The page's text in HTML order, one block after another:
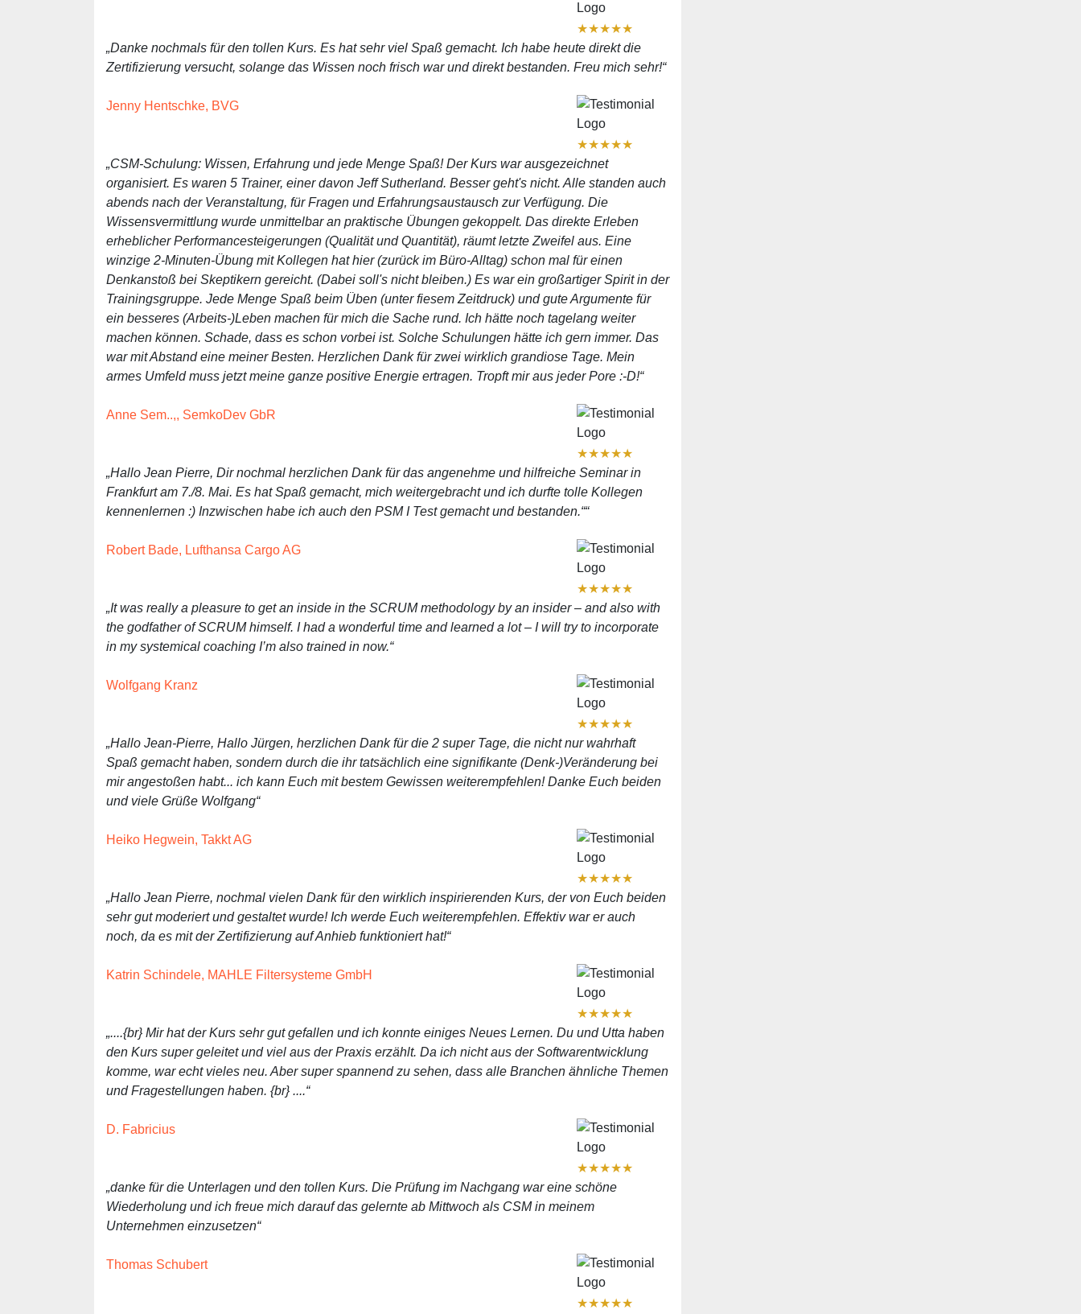
★★★★★
„Danke nochmals für den tollen Kurs. Es hat sehr viel Spaß gemacht. Ich habe heute direkt die
Zertifizierung versucht, solange das Wissen noch frisch war und direkt bestanden. Freu mich sehr!“
Jenny Hentschke, BVG
★★★★★
„CSM-Schulung: Wissen, Erfahrung und jede Menge Spaß! Der Kurs war ausgezeichnet
organisiert. Es waren 5 Trainer, einer davon Jeff Sutherland. Besser geht's nicht. Alle standen auch
abends nach der Veranstaltung, für Fragen und Erfahrungsaustausch zur Verfügung. Die
Wissensvermittlung wurde unmittelbar an praktische Übungen gekoppelt. Das direkte Erleben
erheblicher Performancesteigerungen (Qualität und Quantität), räumt letzte Zweifel aus. Eine
winzige 2-Minuten-Übung mit Kollegen hat hier (zurück im Büro-Alltag) schon mal für einen
Denkanstoß bei Skeptikern gereicht. (Dabei soll's nicht bleiben.) Es war ein großartiger Spirit in der
Trainingsgruppe. Jede Menge Spaß beim Üben (unter fiesem Zeitdruck) und gute Argumente für
ein besseres (Arbeits-)Leben machen für mich die Sache rund. Ich hätte noch tagelang weiter
machen können. Schade, dass es schon vorbei ist. Solche Schulungen hätte ich gern immer. Das
war mit Abstand eine meiner Besten. Herzlichen Dank für zwei wirklich grandiose Tage. Mein
armes Umfeld muss jetzt meine ganze positive Energie ertragen. Tropft mir aus jeder Pore :-D!“
Anne Sem..,, SemkoDev GbR
★★★★★
„Hallo Jean Pierre, Dir nochmal herzlichen Dank für das angenehme und hilfreiche Seminar in
Frankfurt am 7./8. Mai. Es hat Spaß gemacht, mich weitergebracht und ich durfte tolle Kollegen
kennenlernen :) Inzwischen habe ich auch den PSM I Test gemacht und bestanden.““
Robert Bade, Lufthansa Cargo AG
★★★★★
„It was really a pleasure to get an inside in the SCRUM methodology by an insider – and also with
the godfather of SCRUM himself. I had a wonderful time and learned a lot – I will try to incorporate
in my systemical coaching I’m also trained in now.“
Wolfgang Kranz
★★★★★
„Hallo Jean-Pierre, Hallo Jürgen, herzlichen Dank für die 2 super Tage, die nicht nur wahrhaft
Spaß gemacht haben, sondern durch die ihr tatsächlich eine signifikante (Denk-)Veränderung bei
mir angestoßen habt... ich kann Euch mit bestem Gewissen weiterempfehlen! Danke Euch beiden
und viele Grüße Wolfgang“
Heiko Hegwein, Takkt AG
★★★★★
„Hallo Jean Pierre, nochmal vielen Dank für den wirklich inspirierenden Kurs, der von Euch beiden
sehr gut moderiert und gestaltet wurde! Ich werde Euch weiterempfehlen. Effektiv war er auch
noch, da es mit der Zertifizierung auf Anhieb funktioniert hat!“
Katrin Schindele, MAHLE Filtersysteme GmbH
★★★★★
„....{br} Mir hat der Kurs sehr gut gefallen und ich konnte einiges Neues Lernen. Du und Utta haben
den Kurs super geleitet und viel aus der Praxis erzählt. Da ich nicht aus der Softwarentwicklung
komme, war echt vieles neu. Aber super spannend zu sehen, dass alle Branchen ähnliche Themen
und Fragestellungen haben. {br} ....“
D. Fabricius
★★★★★
„danke für die Unterlagen und den tollen Kurs. Die Prüfung im Nachgang war eine schöne
Wiederholung und ich freue mich darauf das gelernte ab Mittwoch als CSM in meinem
Unternehmen einzusetzen“
Thomas Schubert
★★★★★